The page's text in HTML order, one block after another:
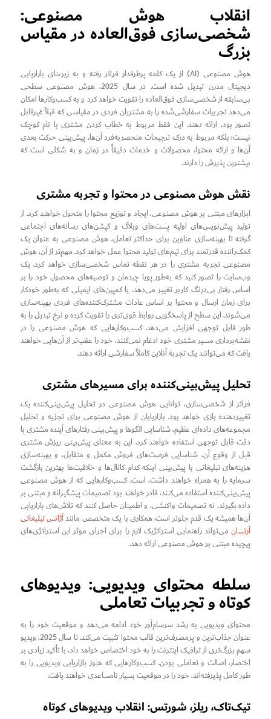
انقلاب هوش مصنوعی:
شخصی‌سازی فوق‌العاده در مقیاس
بزرگ
هوش مصنوعی (AI) از یک کلمه پرطرفدار فراتر رفته و به زیربنای بازاریابی
دیجیتال مدرن تبدیل شده است. در سال 2025، هوش مصنوعی سطحی
بی‌سابقه از شخصی‌سازی فوق‌العاده را تقویت خواهد کرد و به کسب‌وکارها امکان
می‌دهد تجربیات سفارشی‌شده را به مشتریان فردی در مقیاسی که قبلاً غیرقابل
تصور بود، ارائه دهند. این فقط مربوط به خطاب کردن مشتری با نام کوچک
نیست؛ بلکه مربوط به درک ترجیحات منحصربه‌فرد آن‌ها، پیش‌بینی حرکت بعدی
آن‌ها و ارائه محتوا، محصولات و خدمات دقیقاً در زمان و به شکلی است که
بیشترین پذیرش را دارند.
نقش هوش مصنوعی در محتوا و تجربه مشتری
ابزارهای مبتنی بر هوش مصنوعی، ایجاد و توزیع محتوا را متحول خواهند کرد. از
تولید پیش‌نویس‌های اولیه پست‌های وبلاگ و کپشن‌های رسانه‌های اجتماعی
گرفته تا بهینه‌سازی عناوین برای حداکثر تعامل، هوش مصنوعی به عنوان یک
کمک‌راننده قدرتمند برای تیم‌های تولید محتوا عمل خواهد کرد. مهم‌تر از آن، هوش
مصنوعی تجربه مشتری را در هر نقطه تماس شخصی‌سازی خواهد کرد. یک
وب‌سایت را تصور کنید که به‌طور پویا چیدمان و توصیه‌های محصول خود را بر
اساس رفتار بی‌درنگ کاربر تغییر می‌دهد، یا کمپین‌های ایمیلی که به‌طور خودکار
برای زمان ارسال و محتوا بر اساس عادات مشترک‌کننده‌های فردی بهینه‌سازی
می‌شوند. این سطح از پاسخگویی روابط قوی‌تری را تقویت کرده و نرخ تبدیل را به
طور قابل توجهی افزایش می‌دهد. کسب‌وکارهایی که هوش مصنوعی را در
نقشه‌برداری مسیر مشتری خود ادغام نمی‌کنند، خود را عقب‌تر از آن‌هایی خواهند
یافت که می‌توانند یک تجربه آنلاین کاملاً سفارشی ارائه دهند.
تحلیل پیش‌بینی‌کننده برای مسیرهای مشتری
فراتر از شخصی‌سازی، توانایی هوش مصنوعی در تحلیل پیش‌بینی‌کننده یک
تغییردهنده بازی خواهد بود. بازاریابان از هوش مصنوعی برای تجزیه و تحلیل
مجموعه‌های داده‌ای عظیم، شناسایی الگوها و پیش‌بینی رفتارهای آینده مشتری با
دقت قابل توجهی استفاده خواهند کرد. این به معنای پیش‌بینی ریزش مشتری
قبل از وقوع آن، شناسایی فرصت‌های فروش مکمل و متقابل، و بهینه‌سازی
هزینه‌های تبلیغاتی با پیش‌بینی اینکه کدام کانال‌ها و خلاقیت‌ها بهترین بازگشت
سرمایه را به همراه خواهند داشت، است. کسب‌وکارهایی که از هوش مصنوعی
پیش‌بینی‌کننده استفاده می‌کنند، قادر خواهند بود تصمیمات پیشگیرانه و مبتنی بر
داده بگیرند، نه تصمیمات واکنشی، و اطمینان حاصل کنند که تلاش‌های بازاریابی
آن‌ها همیشه یک قدم جلوتر است. همکاری با یک متخصص مانندآژانس تبلیغاتی
آرتسانمی‌تواند راهنمایی استراتژیک لازم را برای اجرای موثر این استراتژی‌های
پیچیده مبتنی بر هوش مصنوعی ارائه دهد.
سلطه محتوای ویدیویی: ویدیوهای
کوتاه و تجربیات تعاملی
محتوای ویدیویی به رشد سرسام‌آور خود ادامه می‌دهد و موقعیت خود را به
عنوان جذاب‌ترین و پرمصرف‌ترین قالب محتوا تثبیت می‌کند. تا سال 2025، ویدیو
سهم بزرگ‌تری از ترافیک اینترنت را به خود اختصاص خواهد داد، با تأکید زیادی بر
اختصار، اصالت و تعاملی بودن. کسب‌وکارهایی که هنوز بازاریابی ویدیویی را به
طور کامل پذیرفته‌اند، خود را در موقعیت بسیار نامساعدی خواهند یافت.
تیک‌تاک، ریلز، شورتس: انقلاب ویدیوهای کوتاه